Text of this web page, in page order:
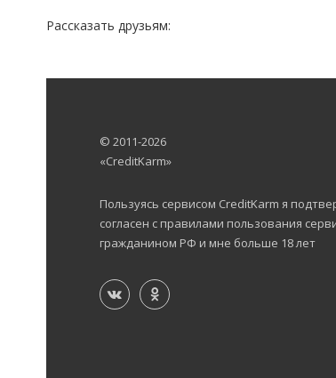
Рассказать друзьям:
© 2011-2026
«CreditKarm»
Пользуясь сервисом CreditKarm я
согласен с правилами пользования
гражданином РФ и мне больше 18 лет